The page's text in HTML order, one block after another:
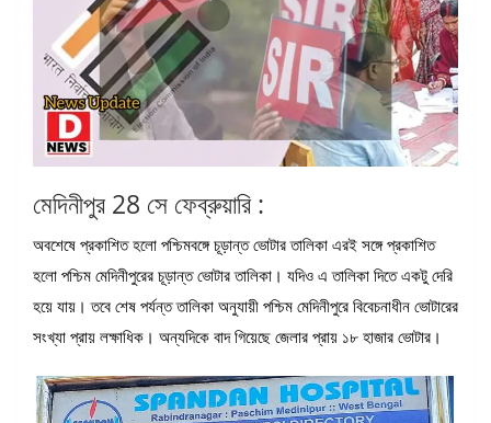
মেদিনীপুর 28 সে ফেব্রুয়ারি :
অবশেষে প্রকাশিত হলো পশ্চিমবঙ্গে চূড়ান্ত ভোটার তালিকা এরই সঙ্গে প্রকাশিত
হলো পশ্চিম মেদিনীপুরের চূড়ান্ত ভোটার তালিকা। যদিও এ তালিকা দিতে একটু দেরি
হয়ে যায়। তবে শেষ পর্যন্ত তালিকা অনুযায়ী পশ্চিম মেদিনীপুরে বিবেচনাধীন ভোটারের
সংখ্যা প্রায় লক্ষাধিক। অন্যদিকে বাদ গিয়েছে জেলার প্রায় ১৮ হাজার ভোটার।